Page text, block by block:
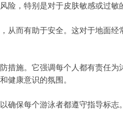
险，特别是对于皮肤敏感或过敏
从而有助于安全。这对于地面经
措施。它强调每个人都有责任为
健康意识的氛围。
确保每个游泳者都遵守指导标志